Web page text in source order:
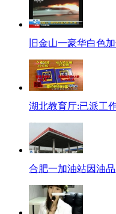
旧金山一豪华白色
湖北教育厅:已派工
合肥一加油站因油